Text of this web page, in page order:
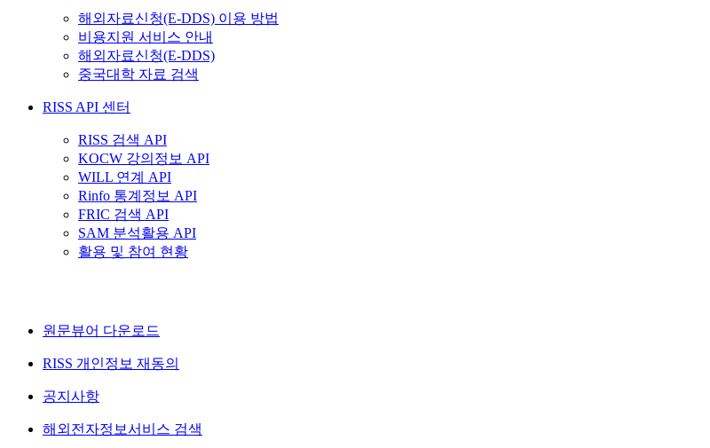
해외자료신청(E-DDS) 이용 방법
비용지원 서비스 안내
해외자료신청(E-DDS)
중국대학 자료 검색
RISS API 센터
RISS 검색 API
KOCW 강의정보 API
WILL 연계 API
Rinfo 통계정보 API
FRIC 검색 API
SAM 분석활용 API
활용 및 참여 현황
원문뷰어 다운로드
RISS 개인정보 재동의
공지사항
해외전자정보서비스 검색